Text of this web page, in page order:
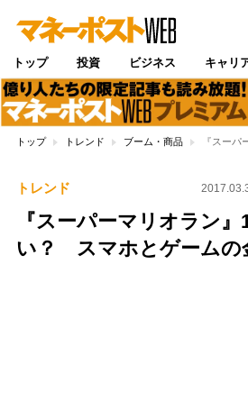
トップ 投資 ビジネス キャリ
トップ トレンド ブーム・商品 『スー
トレンド
『スーパーマリオラン
い？ スマホとゲームの